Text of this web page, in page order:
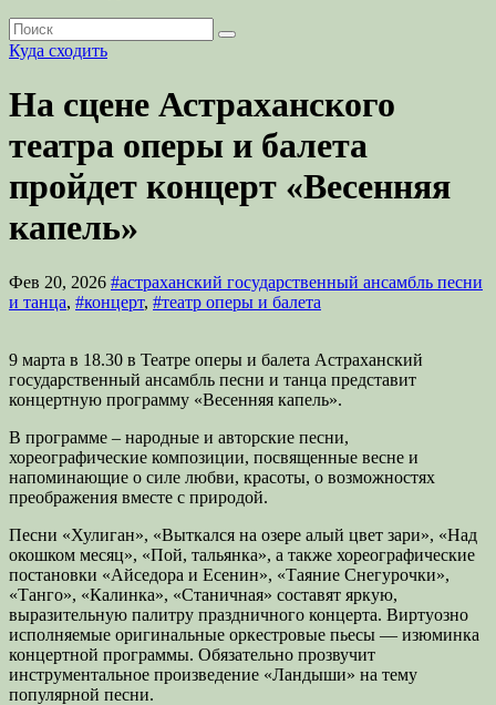
Куда сходить
На сцене Астраханского
театра оперы и балета
пройдет концерт «Весенняя
капель»
Фев 20, 2026 #астраханский государственный ансамбль песни
и танца, #концерт, #театр оперы и балета
9 марта в 18.30 в Театре оперы и балета Астраханский
государственный ансамбль песни и танца представит
концертную программу «Весенняя капель».
В программе – народные и авторские песни,
хореографические композиции, посвященные весне и
напоминающие о силе любви, красоты, о возможностях
преображения вместе с природой.
Песни «Хулиган», «Выткался на озере алый цвет зари», «Над
окошком месяц», «Пой, тальянка», а также хореографические
постановки «Айседора и Есенин», «Таяние Снегурочки»,
«Танго», «Калинка», «Станичная» составят яркую,
выразительную палитру праздничного концерта. Виртуозно
исполняемые оригинальные оркестровые пьесы — изюминка
концертной программы. Обязательно прозвучит
инструментальное произведение «Ландыши» на тему
популярной песни.